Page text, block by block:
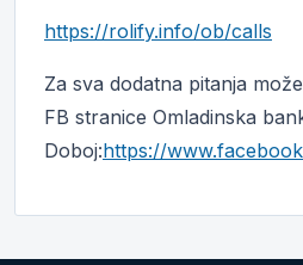
https://rolify.info/ob/calls
Za sva dodatna pitanja
FB stranice Omladinska
Doboj:https://